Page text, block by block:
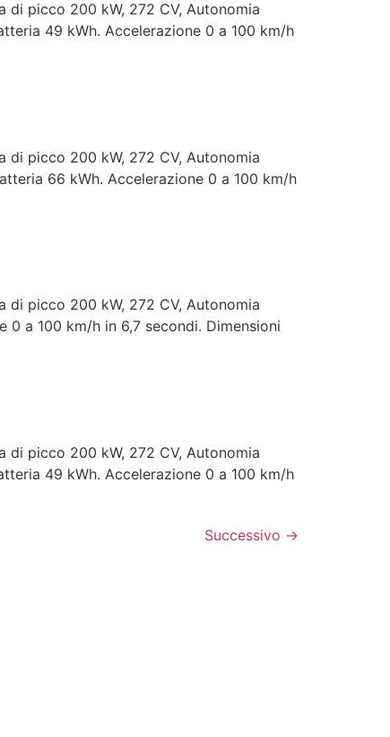
di picco 200 kW, 272 CV, Autonomia
49 kWh. Accelerazione 0 a 100 km/h
di picco 200 kW, 272 CV, Autonomia
66 kWh. Accelerazione 0 a 100 km/h
di picco 200 kW, 272 CV, Autonomia
a 100 km/h in 6,7 secondi. Dimensioni
di picco 200 kW, 272 CV, Autonomia
49 kWh. Accelerazione 0 a 100 km/h
Successivo →